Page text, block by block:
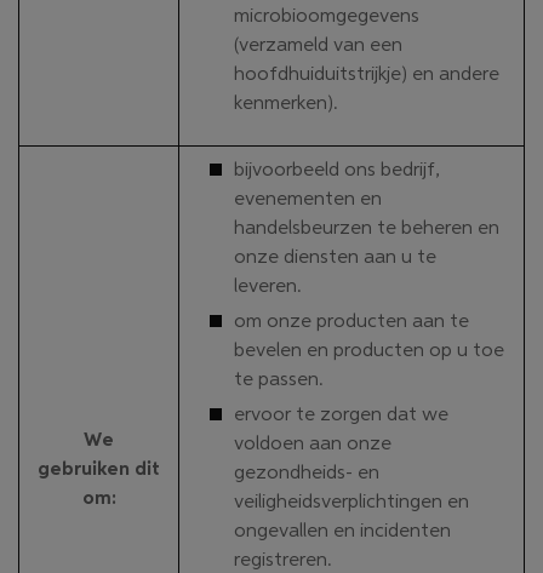
microbioomgegevens
(verzameld van een
hoofdhuiduitstrijkje) en andere
kenmerken).
We
gebruiken dit
om:
bijvoorbeeld ons bedrijf,
evenementen en
handelsbeurzen te beheren en
onze diensten aan u te
leveren.
om onze producten aan te
bevelen en producten op u toe
te passen.
ervoor te zorgen dat we
voldoen aan onze
gezondheids- en
veiligheidsverplichtingen en
ongevallen en incidenten
registreren.